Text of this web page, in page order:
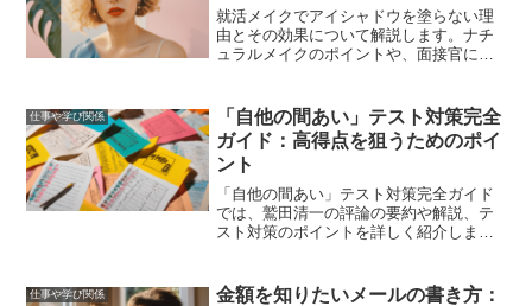
就活メイクでアイシャドウを塗らない理
由とその効果について解説します。ナチ
ュラルメイクのポイントや、面接官に好
のアドバイスを提供します。
仕事や学び関係
「自他の間あい」テスト対策完全
ガイド：高得点を狙うためのポイ
ント
「自他の間あい」テスト対策完全ガイド
では、鷲田清一の評論の要約や解説、テ
スト対策のポイントを詳しく紹介しま
ことをお約束します。
仕事や学び関係
金額を知りたいメールの書き方：